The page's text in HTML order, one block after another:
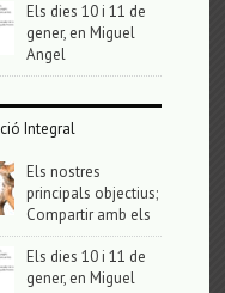
Els dies 10 i 11 de
gener, en Miguel
Angel
Integral
Els nostres
principals objectius;
Compartir amb els
Els dies 10 i 11 de
gener, en Miguel